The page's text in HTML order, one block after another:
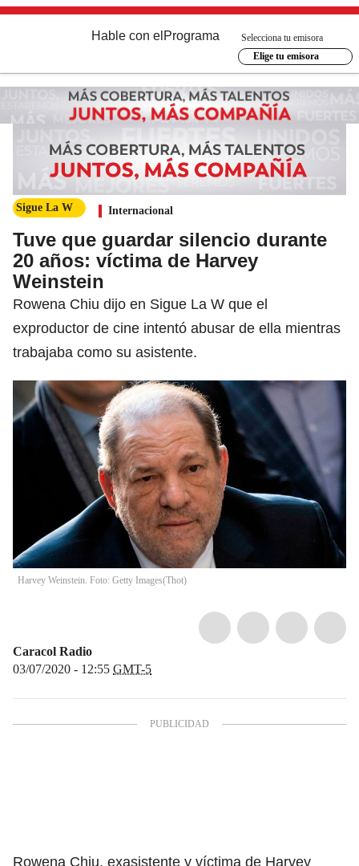
Hable con el Programa
Selecciona tu emisora
Elige tu emisora
Sigue La W Internacional
Tuve que guardar silencio durante
20 años: víctima de Harvey
Weinstein
Rowena Chiu dijo en Sigue La W que el
exproductor de cine intentó abusar de ella mientras
trabajaba como su asistente.
Harvey Weinstein. Foto: Getty Images(Thot)
Caracol Radio
03/07/2020 - 12:55 GMT-5
Rowena Chiu, exasistente y víctima de Harvey